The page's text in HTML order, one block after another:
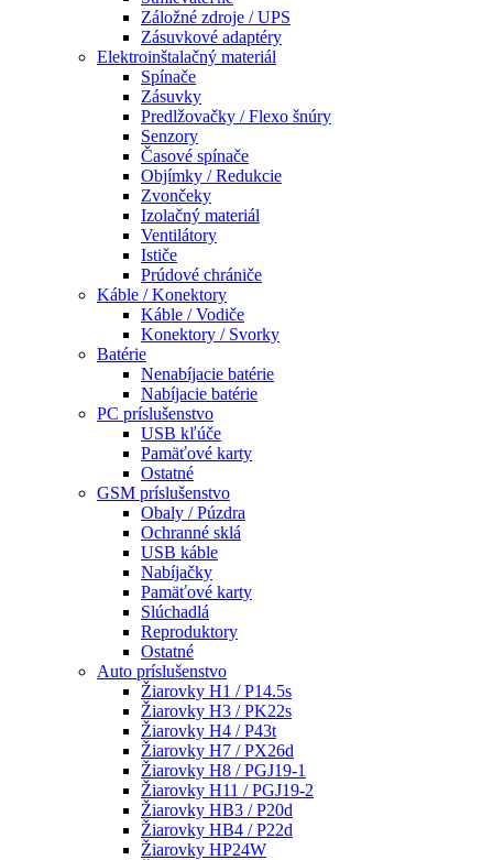
Záložné zdroje / UPS
Zásuvkové adaptéry
Elektroinštalačný materiál
Spínače
Zásuvky
Predlžovačky / Flexo šnúry
Senzory
Časové spínače
Objímky / Redukcie
Zvončeky
Izolačný materiál
Ventilátory
Ističe
Prúdové chrániče
Káble / Konektory
Káble / Vodiče
Konektory / Svorky
Batérie
Nenabíjacie batérie
Nabíjacie batérie
PC príslušenstvo
USB kľúče
Pamäťové karty
Ostatné
GSM príslušenstvo
Obaly / Púzdra
Ochranné sklá
USB káble
Nabíjačky
Pamäťové karty
Slúchadlá
Reproduktory
Ostatné
Auto príslušenstvo
Žiarovky H1 / P14.5s
Žiarovky H3 / PK22s
Žiarovky H4 / P43t
Žiarovky H7 / PX26d
Žiarovky H8 / PGJ19-1
Žiarovky H11 / PGJ19-2
Žiarovky HB3 / P20d
Žiarovky HB4 / P22d
Žiarovky HP24W